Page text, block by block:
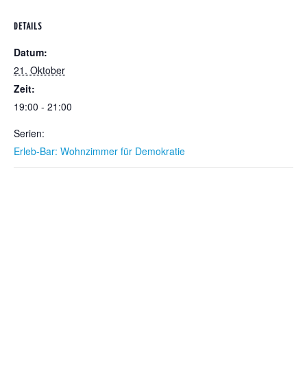
DETAILS
Datum:
21. Oktober
Zeit:
19:00 - 21:00
Serien:
Erleb-Bar: Wohnzimmer für Demokratie